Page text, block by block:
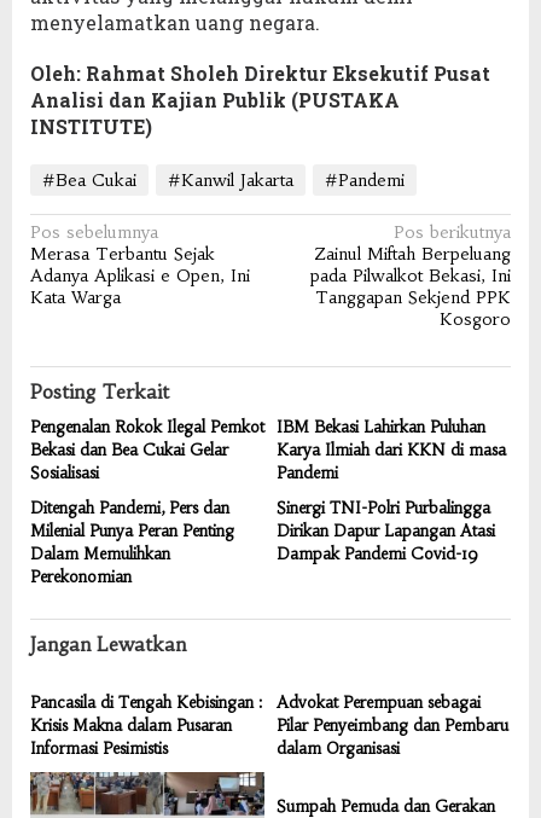
menyelamatkan uang negara.
Oleh: Rahmat Sholeh Direktur Eksekutif Pusat
Analisi dan Kajian Publik (PUSTAKA
INSTITUTE)
#Bea Cukai #Kanwil Jakarta #Pandemi
Navigasi
pos
Pos sebelumnya
Merasa Terbantu Sejak
Adanya Aplikasi e Open, Ini
Kata Warga
Pos berikutnya
Zainul Miftah Berpeluang
pada Pilwalkot Bekasi, Ini
Tanggapan Sekjend PPK
Kosgoro
Posting Terkait
Pengenalan Rokok Ilegal Pemkot
Bekasi dan Bea Cukai Gelar
Sosialisasi
IBM Bekasi Lahirkan Puluhan
Karya Ilmiah dari KKN di masa
Pandemi
Ditengah Pandemi, Pers dan
Milenial Punya Peran Penting
Dalam Memulihkan
Perekonomian
Sinergi TNI-Polri Purbalingga
Dirikan Dapur Lapangan Atasi
Dampak Pandemi Covid-19
Jangan Lewatkan
Pancasila di Tengah Kebisingan :
Krisis Makna dalam Pusaran
Informasi Pesimistis
Advokat Perempuan sebagai
Pilar Penyeimbang dan Pembaru
dalam Organisasi
Sumpah Pemuda dan Gerakan